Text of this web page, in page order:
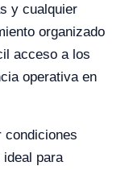
y cualquier
organizado
acceso a los
operativa en
condiciones
para